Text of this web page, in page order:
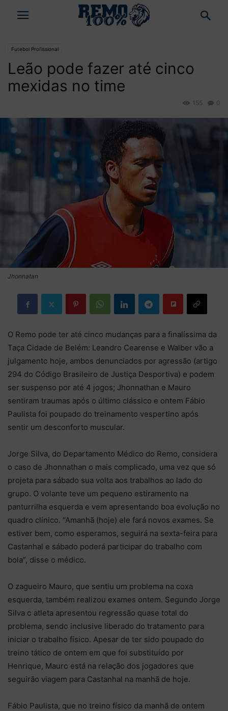
Futebol Profissional
Leão pode fazer até cinco
mexidas no time
0
155
Jhonnatan
O Remo pode ter até cinco mudanças para a finalíssima da
Taça Cidade de Belém: Leandro Cearense e Walber vão a
julgamento hoje, ambos denunciados por agressão (artigo
294 do Código Brasileiro de Justiça Desportiva) e podem
ser suspenso por até 4 jogos; Jhonnathan e Mauro
sentiram traumas após o último clássico e ontem Fábio
Paulista foi poupado do treinamento vespertino após
sentir um desconforto muscular.
Jorge Silva, do Departamento Médico do Remo, considera
o caso de Jhonnathan o mais complicado, uma vez que só
projeta para sábado sua volta aos trabalhos ao lado do
grupo. O volante teve um pequeno estiramento na
panturrilha esquerda e vem apresentando boa evolução no
quadro clínico. “Amanhã (hoje) ele fará novos exames. Se
estiver bem, como esperamos, seguirá na sexta-feira para
Castanhal e sábado poderá participar do trabalho com
bola”, disse o médico.
O zagueiro Mauro, que sentiu um problema na coxa
esquerda, também realizou exames ontem. Segundo Jorge
Silva o atleta apresentou regressão quase total do
problema, sendo inclusive liberado do tratamento para
iniciar o trabalho físico. Apesar de ter sido poupado do
treino tático de ontem em que foi substituído por
Henrique, Mauro está na relação dos jogadores que
seguirão viagem para Castanhal na manhã de hoje.
Fábio Paulista, que no treino físico da manhã de ontem